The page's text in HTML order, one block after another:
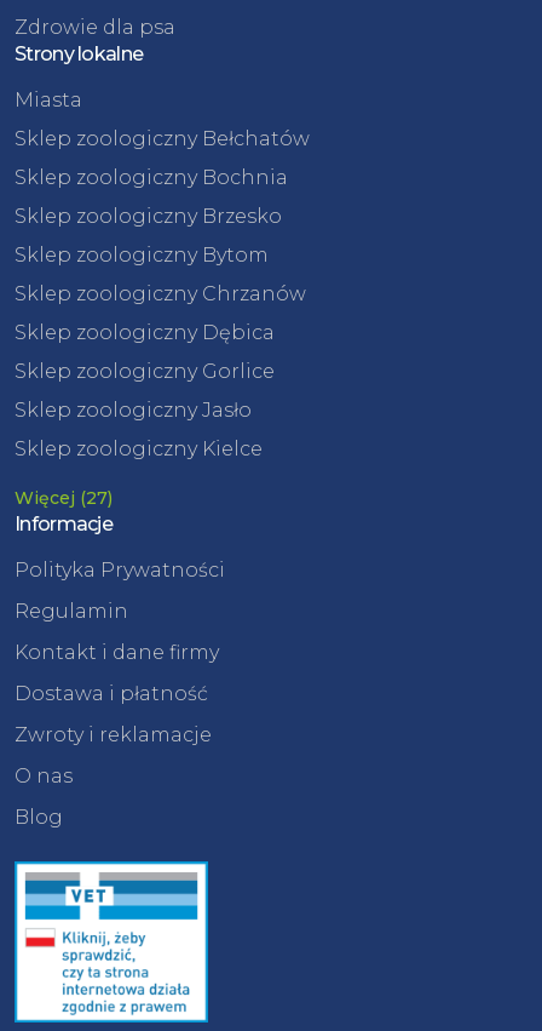
Zdrowie dla psa
Strony lokalne
Miasta
Sklep zoologiczny Bełchatów
Sklep zoologiczny Bochnia
Sklep zoologiczny Brzesko
Sklep zoologiczny Bytom
Sklep zoologiczny Chrzanów
Sklep zoologiczny Dębica
Sklep zoologiczny Gorlice
Sklep zoologiczny Jasło
Sklep zoologiczny Kielce
Więcej (27)
Informacje
Polityka Prywatności
Regulamin
Kontakt i dane firmy
Dostawa i płatność
Zwroty i reklamacje
O nas
Blog